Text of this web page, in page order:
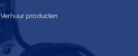
Verhuur producten